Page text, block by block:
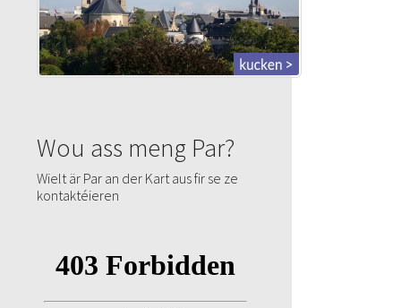
Wou ass meng Par?
Wielt är Par an der Kart aus fir se ze
kontaktéieren